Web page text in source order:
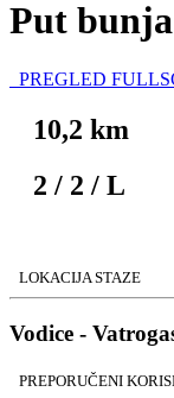
Put bunja
PREGLED
10,2 km
2 / 2 / L
LOKACIJA STAZE
Vodice -
PREPORUČENI